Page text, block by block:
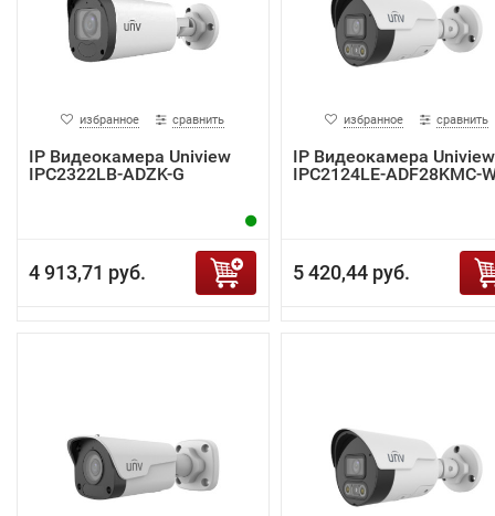
избранное сравнить
IP Видеокамера Uniview
IPC2322LB-ADZK-G
4 913,71 руб.
избранное сравнить
IP Видеокамера Uniview
IPC2124LE-ADF28KMC-
5 420,44 руб.